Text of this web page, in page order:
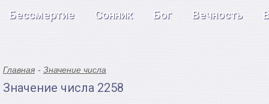
Бессмертие Сонник Бог Вечность
Главная Значение числа
Значение числа 2258